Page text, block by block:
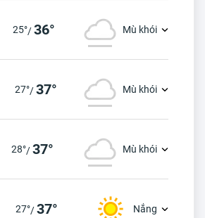
25°/36° Mù khói
27°/37° Mù khói
28°/37° Mù khói
27°/37° Nắng